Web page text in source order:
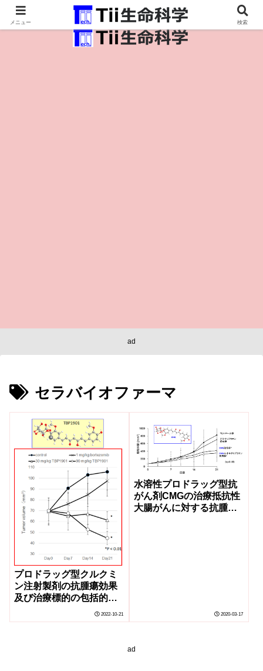
医療保健・生命・生物の情報インフラ。
ad
セラバイオファーマ
プロドラッグ型クルクミ
ン注射製剤の抗腫瘍効果
及び治療標的の包括的な
解析～安全性の高い抗が
ん薬としての開発に期待
2022-10-21
水溶性プロドラッグ型抗
がん剤CMGの治療抵抗性
大腸がんに対する抗腫瘍
2020-03-17
ad
メニュー 検索